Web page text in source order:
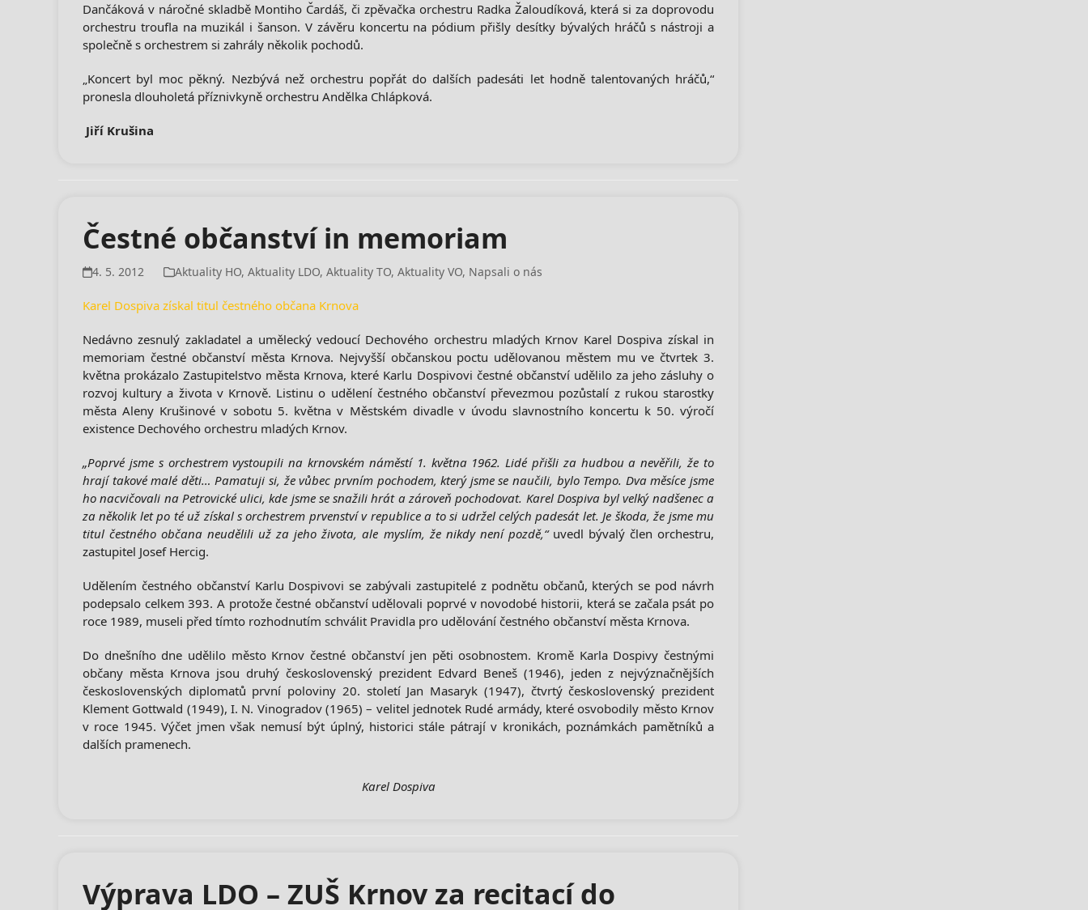
Dančáková v náročné skladbě Montiho Čardáš, či zpěvačka orchestru Radka Žaloudíková, která si za doprovodu
orchestru troufla na muzikál i šanson. V závěru koncertu na pódium přišly desítky bývalých hráčů s nástroji a
společně s orchestrem si zahrály několik pochodů.
„Koncert byl moc pěkný. Nezbývá než orchestru popřát do dalších padesáti let hodně talentovaných hráčů,“
pronesla dlouholetá příznivkyně orchestru Andělka Chlápková.
Jiří Krušina
Čestné občanství in memoriam
4. 5. 2012 Aktuality HO,Aktuality LDO,Aktuality TO,Aktuality VO, Napsali o nás
Karel Dospiva získal titul čestného občana Krnova
Nedávno zesnulý zakladatel a umělecký vedoucí Dechového orchestru mladých Krnov Karel Dospiva získal in
memoriam čestné občanství města Krnova. Nejvyšší občanskou poctu udělovanou městem mu ve čtvrtek 3.
května prokázalo Zastupitelstvo města Krnova, které Karlu Dospivovi čestné občanství udělilo za jeho zásluhy o
rozvoj kultury a života v Krnově. Listinu o udělení čestného občanství převezmou pozůstalí z rukou starostky
města Aleny Krušinové v sobotu 5. května v Městském divadle v úvodu slavnostního koncertu k 50. výročí
existence Dechového orchestru mladých Krnov.
„Poprvé jsme s orchestrem vystoupili na krnovském náměstí 1. května 1962. Lidé přišli za hudbou a nevěřili, že to
hrají takové malé děti… Pamatuji si, že vůbec prvním pochodem, který jsme se naučili, bylo Tempo. Dva měsíce jsme
ho nacvičovali na Petrovické ulici, kde jsme se snažili hrát a zároveň pochodovat. Karel Dospiva byl velký nadšenec a
za několik let po té už získal s orchestrem prvenství v republice a to si udržel celých padesát let. Je škoda, že jsme mu
titul čestného občana neudělili už za jeho života, ale myslím, že nikdy není pozdě,“ uvedl bývalý člen orchestru,
zastupitel Josef Hercig.
Udělením čestného občanství Karlu Dospivovi se zabývali zastupitelé z podnětu občanů, kterých se pod návrh
podepsalo celkem 393. A protože čestné občanství udělovali poprvé v novodobé historii, která se začala psát po
roce 1989, museli před tímto rozhodnutím schválit Pravidla pro udělování čestného občanství města Krnova.
Do dnešního dne udělilo město Krnov čestné občanství jen pěti osobnostem. Kromě Karla Dospivy čestnými
občany města Krnova jsou druhý československý prezident Edvard Beneš (1946), jeden z nejvýznačnějších
československých diplomatů první poloviny 20. století Jan Masaryk (1947), čtvrtý československý prezident
Klement Gottwald (1949), I. N. Vinogradov (1965) – velitel jednotek Rudé armády, které osvobodily město Krnov
v roce 1945. Výčet jmen však nemusí být úplný, historici stále pátrají v kronikách, poznámkách pamětníků a
dalších pramenech.
Karel Dospiva
Výprava LDO – ZUŠ Krnov za recitací do